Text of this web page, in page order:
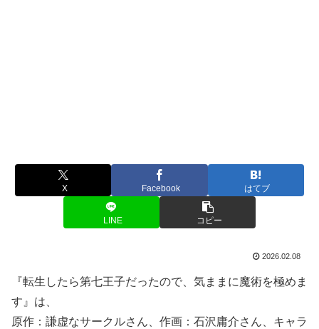
X Facebook はてブ
LINE コピー
2026.02.08
『転生したら第七王子だったので、気ままに魔術を極めま
す』は、
原作：謙虚なサークルさん、作画：石沢庸介さん、キャラ